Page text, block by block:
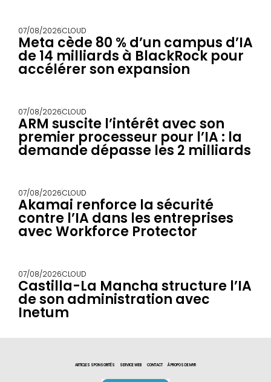
07/08/2026CLOUD
Meta cède 80 % d’un campus d’IA
de 14 milliards à BlackRock pour
accélérer son expansion
07/08/2026CLOUD
ARM suscite l’intérêt avec son
premier processeur pour l’IA : la
demande dépasse les 2 milliards
07/08/2026CLOUD
Akamai renforce la sécurité
contre l’IA dans les entreprises
avec Workforce Protector
07/08/2026CLOUD
Castilla-La Mancha structure l’IA
de son administration avec
Inetum
ARTICLES SPONSORITÉS SERVICE WEB CONTACT À PROPOS DE MYR